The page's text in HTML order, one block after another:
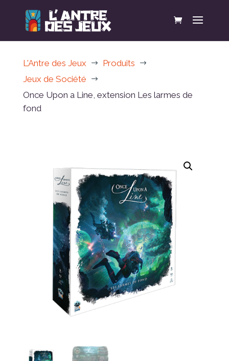
L'Antre des Jeux $ Produits $
Jeux de Société $
Once Upon a Line, extension Les larmes de
fond